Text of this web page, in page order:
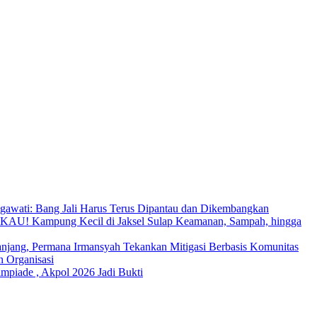
Bang Jali Harus Terus Dipantau dan Dikembangkan
Kampung Kecil di Jaksel Sulap Keamanan, Sampah, hingga
Permana Irmansyah Tekankan Mitigasi Berbasis Komunitas
Organisasi
, Akpol 2026 Jadi Bukti